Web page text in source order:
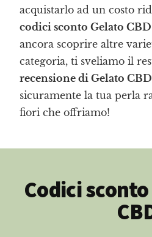
acquistarlo ad un costo
codici sconto Gelato CBD
ancora scoprire altre
categoria, ti sveliamo il
recensione di Gelato CBD
sicuramente la tua perla
fiori che offriamo!
Codici